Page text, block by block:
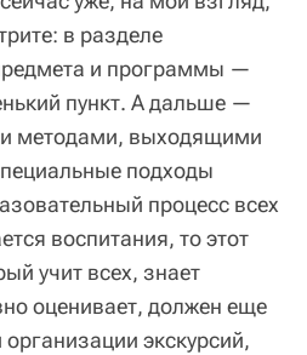
в разделе
и программы —
пункт. А дальше —
методами, выходящими
подходы
процесс всех
воспитания, то этот
учит всех, знает
оценивает, должен еще
экскурсий,